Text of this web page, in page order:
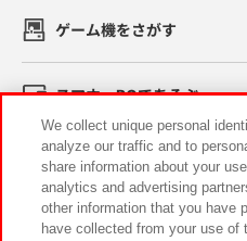
ゲーム機をさがす
スマホ・PCであそぶ
イベント・キャンペーン
We collect unique personal
analyze our traffic and to
share information about your
analytics and advertising
other information that you have
have collected from your use